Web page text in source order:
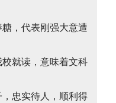
，代表刚强大意遭
校就读，意味着文科
忠实待人，顺利得